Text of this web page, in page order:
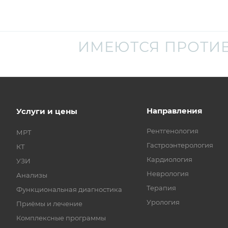
ИМЕЮТСЯ
Услуги и цены
МРТ
КТ
УЗИ
Анализы
Функциональная диагностика
Приёмы и лечение
Комплексные программы
Направления
Рентгенология
Гастроэнтерология
Кардиология
Неврология
Терапия
Урология